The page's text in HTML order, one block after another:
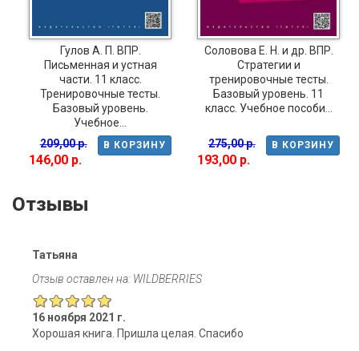
Гулов А. П. ВПР.
Письменная и устная
части. 11 класс.
Тренировочные тесты.
Базовый уровень.
Учебное...
В КОРЗИНУ
209,00 р.
146,00 р.
Соловова Е. Н. и др. ВПР.
Стратегии и
тренировочные тесты.
Базовый уровень. 11
класс. Учебное пособи...
В КОРЗИНУ
275,00 р.
193,00 р.
Отзывы
Татьяна
Отзыв оставлен на: WILDBERRIES
16 ноября 2021 г.
Хорошая книга. Пришла целая. Спасибо